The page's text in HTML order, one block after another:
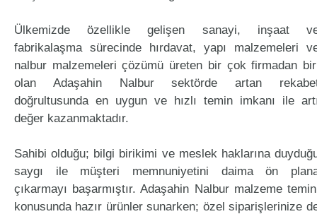
Ülkemizde özellikle gelişen sanayi, inşaat
fabrikalaşma sürecinde hırdavat, yapı malzemeleri
nalbur malzemeleri çözümü üreten bir çok firmadan
olan Adaşahin Nalbur sektörde artan
doğrultusunda en uygun ve hızlı temin imkanı ile
değer kazanmaktadır.
Sahibi olduğu; bilgi birikimi ve meslek haklarına
saygı ile müşteri memnuniyetini daima ön
çıkarmayı başarmıştır. Adaşahin Nalbur malzeme
konusunda hazır ürünler sunarken; özel siparişlerinize